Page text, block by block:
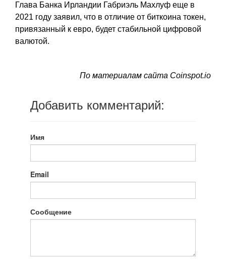
Глава Банка Ирландии Габриэль Махлуф еще в
2021 году заявил, что в отличие от биткоина токен,
привязанный к евро, будет стабильной цифровой
валютой.
По материалам сайта Coinspot.io
Добавить комментарий:
Имя
Email
Сообщение